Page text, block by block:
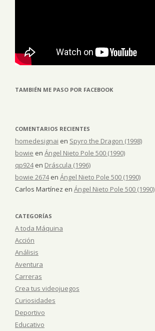
TAMBIÉN ME PASO POR FACEBOOK
COMENTARIOS RECIENTES
homedesignai en Spyro the Dragon (1998)
bowie en Ángel Nieto Pole 500 (1990)
qp924en Dráscula (1996)
bowie 2674en Ángel Nieto Pole 500 (1990)
Carlos Martínez en Ángel Nieto Pole 500 (1990)
CATEGORÍAS
A toda Máquina
Acción
Análisis
Aventura
Carreras
Crea tus videojuegos
Curiosidades
Deportivo
Educativo